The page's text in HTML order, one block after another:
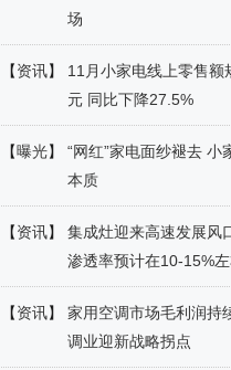
场
【资讯】
11月小家电线上零售额
元 同比下降27.5%
【曝光】
“网红”家电面纱褪去 小
本质
【资讯】
集成灶迎来高速发展风
渗透率预计在10-15%
【资讯】
家用空调市场毛利润持
调业迎新战略拐点